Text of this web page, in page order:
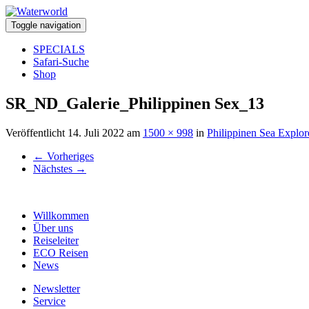
Toggle navigation
SPECIALS
Safari-Suche
Shop
SR_ND_Galerie_Philippinen Sex_13
Veröffentlicht 14. Juli 2022 am 1500 × 998 in Philippinen Sea
← Vorheriges
Nächstes →
Willkommen
Über uns
Reiseleiter
ECO Reisen
News
Newsletter
Service